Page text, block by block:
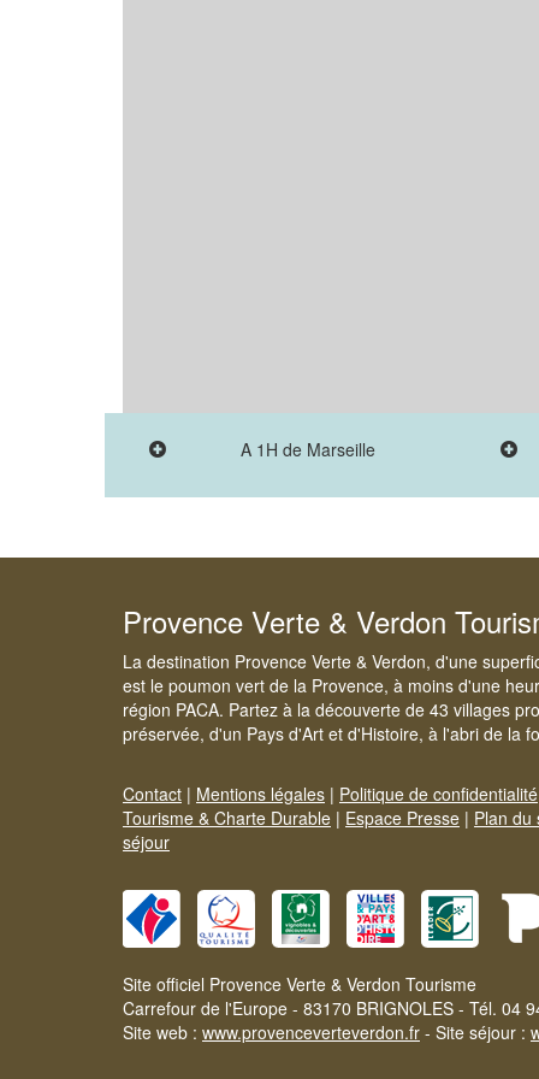
A 1H de Marseille
Provence Verte & Verdon
La destination Provence Verte & Verdon, d'une
est le poumon vert de la Provence, à moins d'une
région PACA. Partez à la découverte de 43 villages
préservée, d'un Pays d'Art et d'Histoire, à l'abri de la
Contact | Mentions légales | Politique de confidentialité
Tourisme & Charte Durable | Espace Presse | Plan du
séjour
Site officiel Provence Verte & Verdon Tourisme
Carrefour de l'Europe - 83170 BRIGNOLES - Tél. 04
Site web : www.provenceverteverdon.fr - Site séjour :